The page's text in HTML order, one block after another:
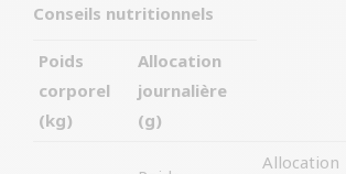
Conseils nutritionnels
Poids
corporel
(kg)
Allocation
journalière
(g)
Allocation